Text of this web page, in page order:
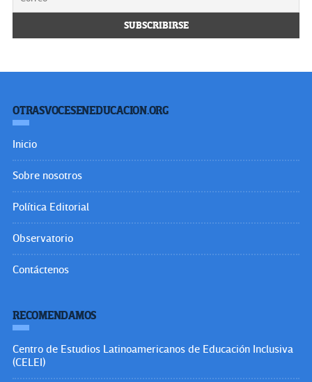
OTRASVOCESENEDUCACION.ORG
Inicio
Sobre nosotros
Política Editorial
Observatorio
Contáctenos
RECOMENDAMOS
Centro de Estudios Latinoamericanos de Educación Inclusiva
(CELEI)